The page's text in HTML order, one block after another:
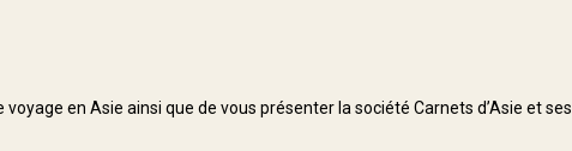
en Asie ainsi que de vous présenter la société Carnets d’Asie et ses